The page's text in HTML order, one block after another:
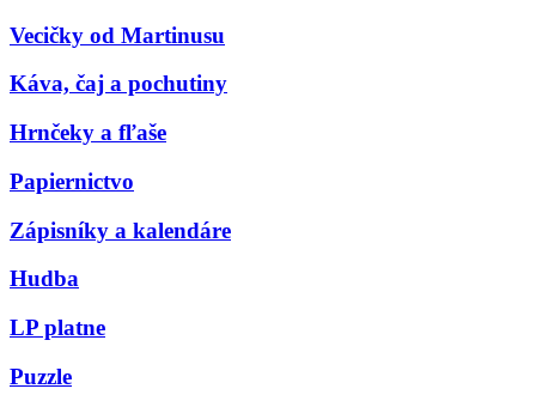
Vecičky od Martinusu
Káva, čaj a pochutiny
Hrnčeky a fľaše
Papiernictvo
Zápisníky a kalendáre
Hudba
LP platne
Puzzle